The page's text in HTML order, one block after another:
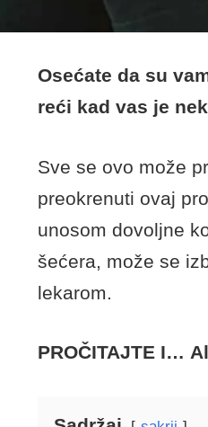
Osećate da su
reći kad vas je
Sve se ovo može
preokrenuti ovaj
unosom dovoljne
šećera, može se
lekarom.
PROČITAJTE I…